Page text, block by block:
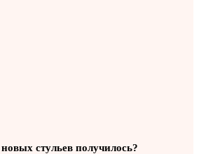
стульев получилось?